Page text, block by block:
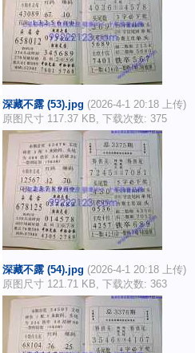
深藏不露 (53).jpg (2026-4-1 20:18 上传)
原图尺寸 117.37 KB, 下载次数: 375
深藏不露 (54).jpg (2026-4-1 20:18 上传)
原图尺寸 121.71 KB, 下载次数: 363